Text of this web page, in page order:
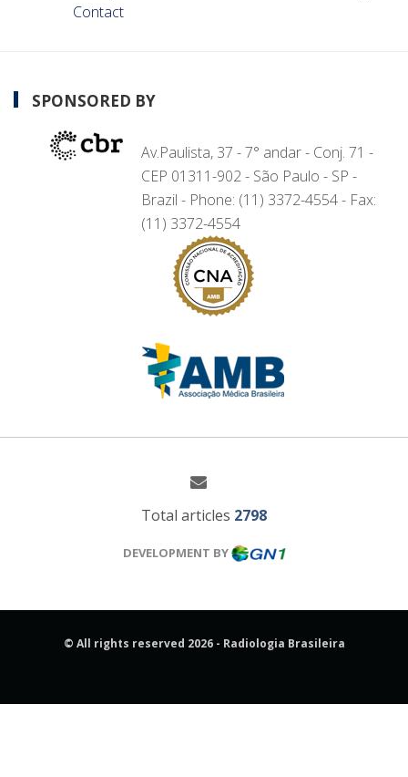
Contact
SPONSORED BY
Av.Paulista, 37 - 7° andar - Conj. 71 -
CEP 01311-902 - São Paulo - SP -
Brazil - Phone: (11) 3372-4554 - Fax:
(11) 3372-4554
Total articles 2798
DEVELOPMENT BY
© All rights reserved 2026 - Radiologia Brasileira